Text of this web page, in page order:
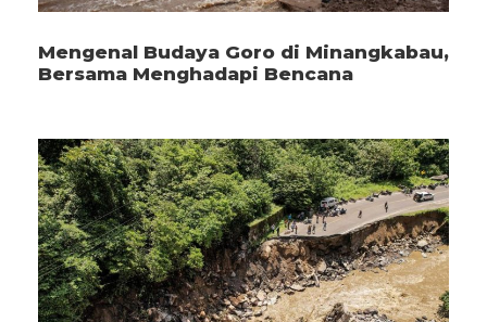
Mengenal Budaya Goro di Minangkabau,
Bersama Menghadapi Bencana